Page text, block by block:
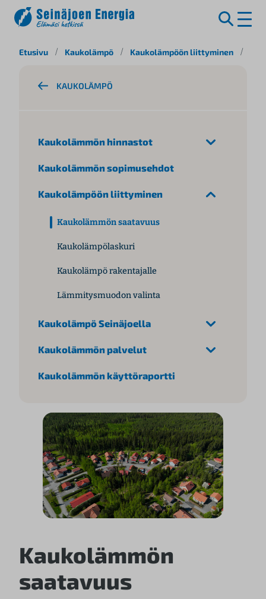
Etusivu / Kaukolämpö / Kaukolämpöön liittyminen /
KAUKOLÄMPÖ
Kaukolämmön hinnastot
Kaukolämmön sopimusehdot
Kaukolämpöön liittyminen
Kaukolämmön saatavuus
Kaukolämpölaskuri
Kaukolämpö rakentajalle
Lämmitysmuodon valinta
Kaukolämpö Seinäjoella
Kaukolämmön palvelut
Kaukolämmön käyttöraportti
Kaukolämmön
saatavuus